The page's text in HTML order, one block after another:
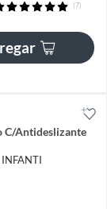
(7)
C/Antideslizante